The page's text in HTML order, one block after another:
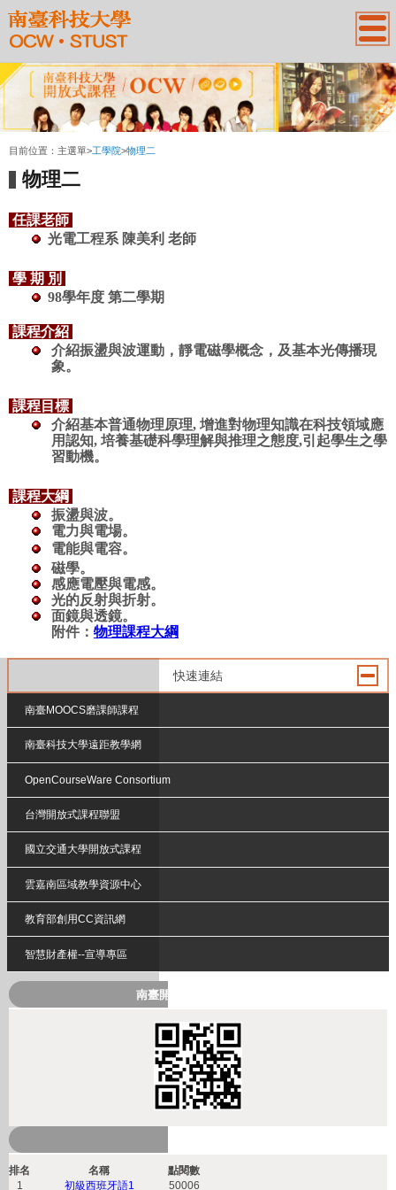
:::
目前位置： 主選單>工學院>物理二
物理二
任課老師
光電工程系 陳美利 老師
學 期 別
98學年度 第二學期
課程介紹
介紹振盪與波運動，靜電磁學概念，及基本光傳播現
象。
課程目標
介紹基本普通物理原理, 增進對物理知識在科技領域應
用認知, 培養基礎科學理解與推理之態度,引起學生之學
習動機。
課程大綱
振盪與波。
電力與電場。
電能與電容。
磁學。
感應電壓與電感。
光的反射與折射。
面鏡與透鏡。
附件： 物理課程大綱
快速連結
南臺MOOCS磨課師課程
南臺科技大學遠距教學網
OpenCourseWare Consortium
台灣開放式課程聯盟
國立交通大學開放式課程
雲嘉南區域教學資源中心
教育部創用CC資訊網
智慧財產權--宣導專區
南臺開放式課程QRcode
排名 名稱
點閱數
1
初級西班牙語1 50006